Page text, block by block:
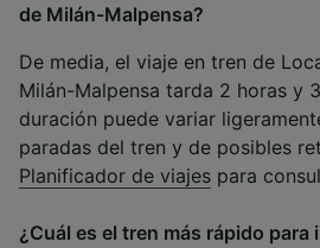
de Milán-Malpensa?
De media, el viaje en tren de
Milán-Malpensa tarda 2 horas y
duración puede variar
paradas del tren y de posibles
Planificador de viajes para
¿Cuál es el tren más rápido para